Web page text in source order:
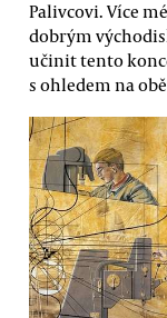
Palivcovi. Více
dobrým
učinit tento
s ohledem na